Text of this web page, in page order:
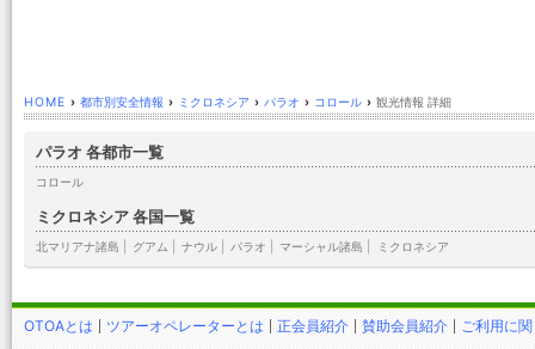
HOME › 都市別安全情報 › ミクロネシア › パラオ › コロール › 観光情報 詳細
パラオ 各都市一覧
コロール
ミクロネシア 各国一覧
北マリアナ諸島 グアム ナウル パラオ マーシャル諸島 ミクロネシア
OTOAとは ツアーオペレーターとは 正会員紹介 賛助会員紹介 ご利用に